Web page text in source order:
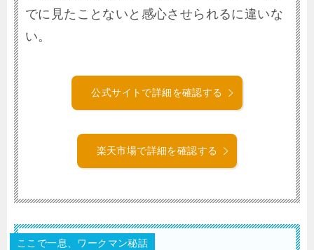
でに見たことないと感心させられるに違いな
い。
公式サイトで詳細を確認する
楽天市場で詳細を確認する
ここで一息、ワークマン秘話